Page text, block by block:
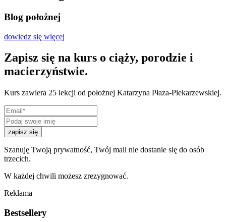
Blog położnej
dowiedz się więcej
Zapisz się na kurs o ciąży, porodzie i
macierzyństwie.
Kurs zawiera 25 lekcji od położnej Katarzyna Płaza-Piekarzewskiej.
zapisz się
Szanuję Twoją prywatność, Twój mail nie dostanie się do osób
trzecich.
W każdej chwili możesz zrezygnować.
Reklama
Bestsellery